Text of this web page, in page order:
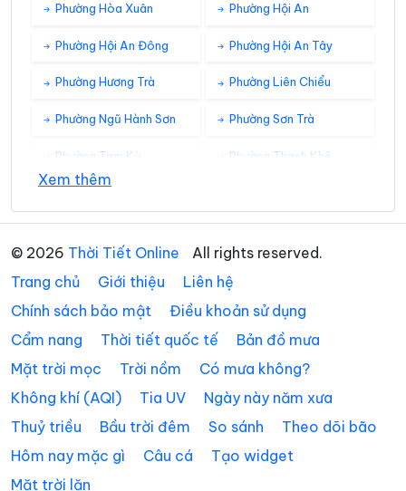
Phường Hòa Xuân Phường Hội An
Phường Hội An Đông Phường Hội An Tây
Phường Hương Trà Phường Liên Chiểu
Phường Ngũ Hành Sơn Phường Sơn Trà
Phường Tam Kỳ Phường Thanh Khê
Xã Đắc Pring
Xã Đại Lộc Xã Điện Bàn Tây
Xã Đồng Dương Xã Đông Giang
Xã Đức Phú Xã Duy Nghĩa
Xã Hà Nha Xã Hiệp Đức
Xã Hòa Tiến
Xem thêm
© 2026 Thời Tiết Online
All rights reserved.
Trang chủ
Giới thiệu
Liên hệ
Chính sách bảo mật
Điều khoản sử dụng
Cẩm nang
Thời tiết quốc tế
Bản đồ mưa
Mặt trời mọc
Trời nồm
Có mưa không?
Không khí (AQI)
Tia UV
Ngày này năm xưa
Thuỷ triều
Bầu trời đêm So sánh
Theo dõi bão
Hôm nay mặc gì
Câu cá
Tạo widget
Mặt trời lặn